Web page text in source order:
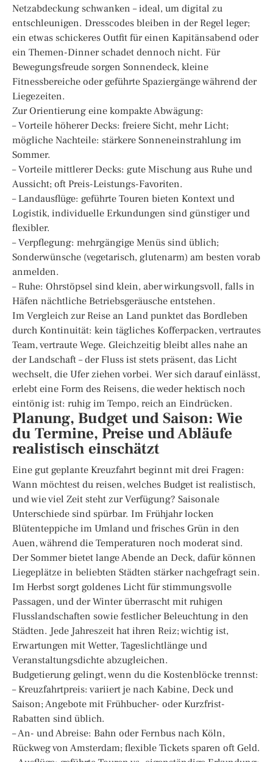
Netzabdeckung schwanken – ideal, um digital zu
entschleunigen. Dresscodes bleiben in der Regel leger;
ein etwas schickeres Outfit für einen Kapitänsabend oder
ein Themen-Dinner schadet dennoch nicht. Für
Bewegungsfreude sorgen Sonnendeck, kleine
Fitnessbereiche oder geführte Spaziergänge während der
Liegezeiten.
Zur Orientierung eine kompakte Abwägung:
– Vorteile höherer Decks: freiere Sicht, mehr Licht;
mögliche Nachteile: stärkere Sonneneinstrahlung im
Sommer.
– Vorteile mittlerer Decks: gute Mischung aus Ruhe und
Aussicht; oft Preis-Leistungs-Favoriten.
– Landausflüge: geführte Touren bieten Kontext und
Logistik, individuelle Erkundungen sind günstiger und
flexibler.
– Verpflegung: mehrgängige Menüs sind üblich;
Sonderwünsche (vegetarisch, glutenarm) am besten vorab
anmelden.
– Ruhe: Ohrstöpsel sind klein, aber wirkungsvoll, falls in
Häfen nächtliche Betriebsgeräusche entstehen.
Im Vergleich zur Reise an Land punktet das Bordleben
durch Kontinuität: kein tägliches Kofferpacken, vertrautes
Team, vertraute Wege. Gleichzeitig bleibt alles nahe an
der Landschaft – der Fluss ist stets präsent, das Licht
wechselt, die Ufer ziehen vorbei. Wer sich darauf einlässt,
erlebt eine Form des Reisens, die weder hektisch noch
eintönig ist: ruhig im Tempo, reich an Eindrücken.
Planung, Budget und Saison: Wie
du Termine, Preise und Abläufe
realistisch einschätzt
Eine gut geplante Kreuzfahrt beginnt mit drei Fragen:
Wann möchtest du reisen, welches Budget ist realistisch,
und wie viel Zeit steht zur Verfügung? Saisonale
Unterschiede sind spürbar. Im Frühjahr locken
Blütenteppiche im Umland und frisches Grün in den
Auen, während die Temperaturen noch moderat sind.
Der Sommer bietet lange Abende an Deck, dafür können
Liegeplätze in beliebten Städten stärker nachgefragt sein.
Im Herbst sorgt goldenes Licht für stimmungsvolle
Passagen, und der Winter überrascht mit ruhigen
Flusslandschaften sowie festlicher Beleuchtung in den
Städten. Jede Jahreszeit hat ihren Reiz; wichtig ist,
Erwartungen mit Wetter, Tageslichtlänge und
Veranstaltungsdichte abzugleichen.
Budgetierung gelingt, wenn du die Kostenblöcke trennst:
– Kreuzfahrtpreis: variiert je nach Kabine, Deck und
Saison; Angebote mit Frühbucher- oder Kurzfrist-
Rabatten sind üblich.
– An- und Abreise: Bahn oder Fernbus nach Köln,
Rückweg von Amsterdam; flexible Tickets sparen oft Geld.